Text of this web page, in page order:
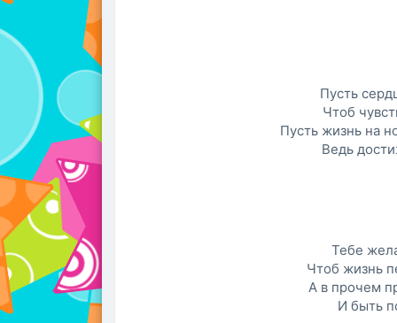
Пусть
Чтоб
Пусть жизнь на
Ведь
Тебе
Чтоб жизнь
А в прочем
И быть